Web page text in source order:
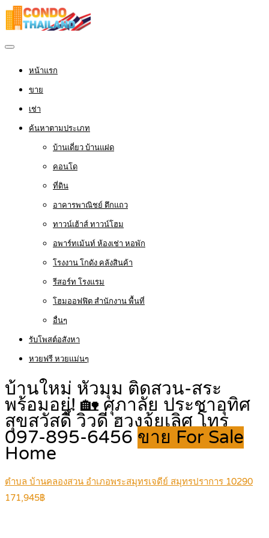
หน้าแรก
ขาย
เช่า
ค้นหาตามประเภท
บ้านเดี่ยว บ้านแฝด
คอนโด
ที่ดิน
อาคารพาณิชย์ ตึกแถว
ทาวน์เฮ้าส์ ทาวน์โฮม
อพาร์ทเม้นท์ ห้องเช่า หอพัก
โรงงาน โกดัง คลังสินค้า
รีสอร์ท โรงแรม
โฮมออฟฟิต สำนักงาน พื้นที่
อื่นๆ
รับโพสต์อสังหา
หวยฟรี หวยแม่นๆ
บ้านใหม่ หัวมุม ติดสวน-สระ
พร้อมอยู่! 🏡 ศุภาลัย ประชาอุทิศ
สุขสวัสดิ์ วิวดี ฮวงจุ้ยเลิศ โทร
097-895-6456 ขาย For Sale
Home
ตำบล บ้านคลองสวน อำเภอพระสมุทรเจดีย์ สมุทรปราการ 10290
171,945฿